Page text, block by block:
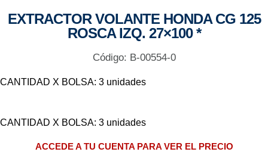
EXTRACTOR VOLANTE HONDA CG 125
ROSCA IZQ. 27×100 *
Código: B-00554-0
CANTIDAD X BOLSA: 3 unidades
CANTIDAD X BOLSA: 3 unidades
ACCEDE A TU CUENTA PARA VER EL PRECIO